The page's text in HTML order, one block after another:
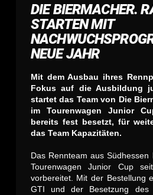
DIE BIERMACHER.
STARTEN MIT
NEUE JAHR
Mit dem Ausbau ihres
Fokus auf die Ausbildung
startet das Team von Die
im Tourenwagen Junior
bereits fest besetzt, für
das Team Kapazitäten.
Das Rennteam aus
Tourenwagen Junior Cup
vorbereitet. Mit der Bestellung
GTI und der Besetzung des